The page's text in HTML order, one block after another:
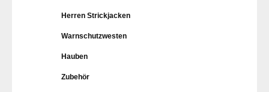
Herren Strickjacken
Warnschutzwesten
Hauben
Zubehör